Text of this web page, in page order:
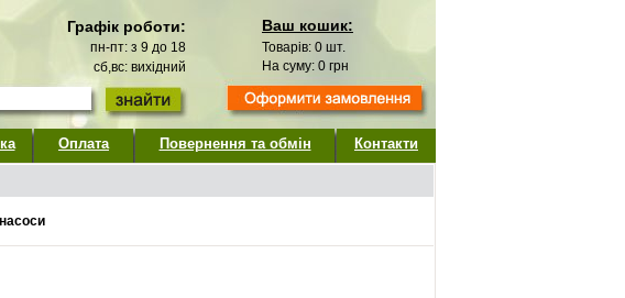
Графік роботи:
пн-пт: з 9 до 18
сб,вс: вихідний
Ваш кошик:
Товарів: 0 шт.
На суму: 0 грн
Оплата Повернення та обмін Контакти